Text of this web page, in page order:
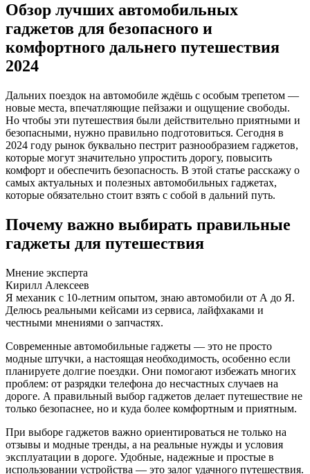
Обзор лучших автомобильных
гаджетов для безопасного и
комфортного дальнего путешествия
2024
Дальних поездок на автомобиле ждёшь с особым трепетом —
новые места, впечатляющие пейзажи и ощущение свободы.
Но чтобы эти путешествия были действительно приятными и
безопасными, нужно правильно подготовиться. Сегодня в
2024 году рынок буквально пестрит разнообразием гаджетов,
которые могут значительно упростить дорогу, повысить
комфорт и обеспечить безопасность. В этой статье расскажу о
самых актуальных и полезных автомобильных гаджетах,
которые обязательно стоит взять с собой в дальний путь.
Почему важно выбирать правильные
гаджеты для путешествия
Мнение эксперта
Кирилл Алексеев
Я механик с 10-летним опытом, знаю автомобили от А до Я.
Делюсь реальными кейсами из сервиса, лайфхаками и
честными мнениями о запчастях.
Современные автомобильные гаджеты — это не просто
модные штучки, а настоящая необходимость, особенно если
планируете долгие поездки. Они помогают избежать многих
проблем: от разрядки телефона до несчастных случаев на
дороге. А правильный выбор гаджетов делает путешествие не
только безопаснее, но и куда более комфортным и приятным.
При выборе гаджетов важно ориентироваться не только на
отзывы и модные тренды, а на реальные нужды и условия
эксплуатации в дороге. Удобные, надежные и простые в
использовании устройства — это залог удачного путешествия.